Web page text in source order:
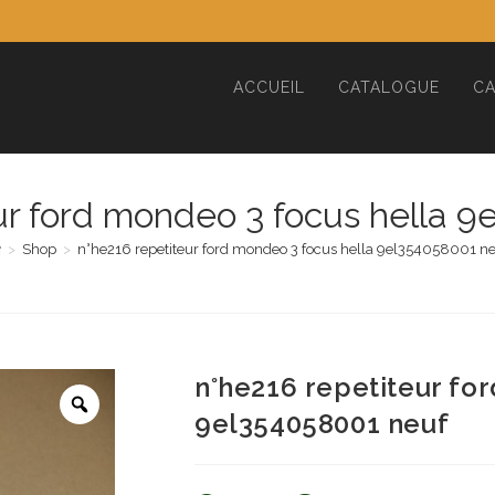
ACCUEIL CATALOGUE
ford mondeo 3 focus hella
> Shop > n°he216 repetiteur ford mondeo 3 focus hella 9el354058001
n°he216 repetiteur
9el354058001 neuf